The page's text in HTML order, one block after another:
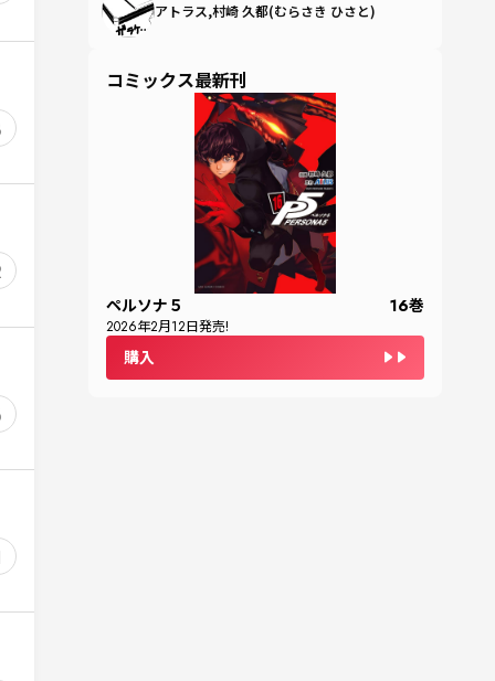
アトラス,村崎 久都(むらさき ひさと)
コミックス最新刊
ペルソナ５ 16巻
2026年2月12日発売!
購入